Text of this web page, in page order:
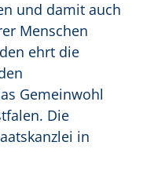
und damit auch
Menschen
ehrt die
Gemeinwohl
Die
in